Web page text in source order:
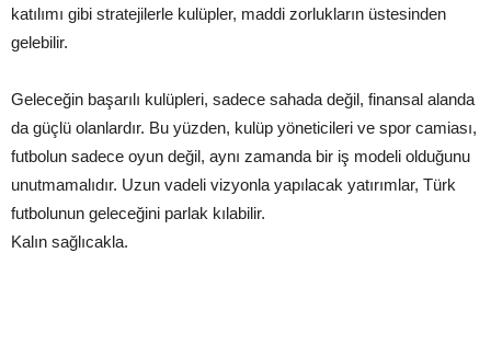
katılımı gibi stratejilerle kulüpler, maddi zorlukların üstesinden
gelebilir.
Geleceğin başarılı kulüpleri, sadece sahada değil, finansal alanda
da güçlü olanlardır. Bu yüzden, kulüp yöneticileri ve spor camiası,
futbolun sadece oyun değil, aynı zamanda bir iş modeli olduğunu
unutmamalıdır. Uzun vadeli vizyonla yapılacak yatırımlar, Türk
futbolunun geleceğini parlak kılabilir.
Kalın sağlıcakla.